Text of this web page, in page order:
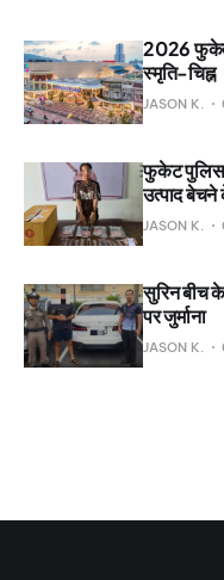
2026 फुकेत
स्मृति-चिह्न
JASON K.
फुकेट पुलिस
उत्पाद बेचने
JASON K.
सुरिन बीच
पर जुर्माना
JASON K.